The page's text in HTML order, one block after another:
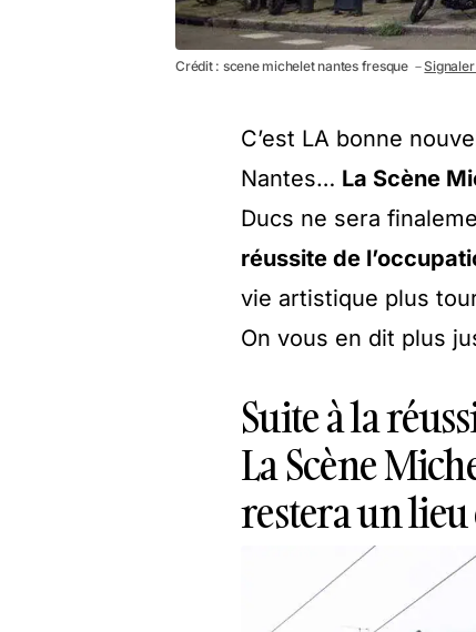
Crédit : scene michelet nantes fresque －
C’est LA bonne
Nantes… La Scène
Ducs ne sera
réussite de
vie artistique plus
On vous en dit plus
Suite à la
La Scène
restera un